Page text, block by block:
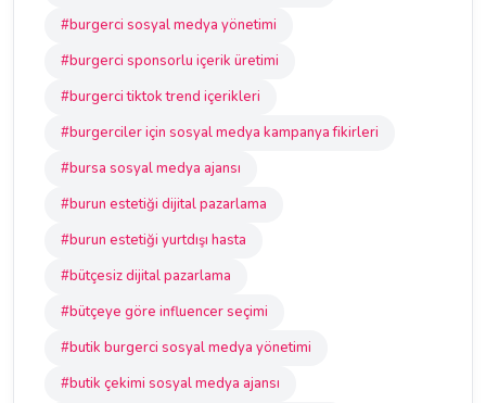
#burgerci sosyal medya yönetimi
#burgerci sponsorlu içerik üretimi
#burgerci tiktok trend içerikleri
#burgerciler için sosyal medya kampanya fikirleri
#bursa sosyal medya ajansı
#burun estetiği dijital pazarlama
#burun estetiği yurtdışı hasta
#bütçesiz dijital pazarlama
#bütçeye göre influencer seçimi
#butik burgerci sosyal medya yönetimi
#butik çekimi sosyal medya ajansı